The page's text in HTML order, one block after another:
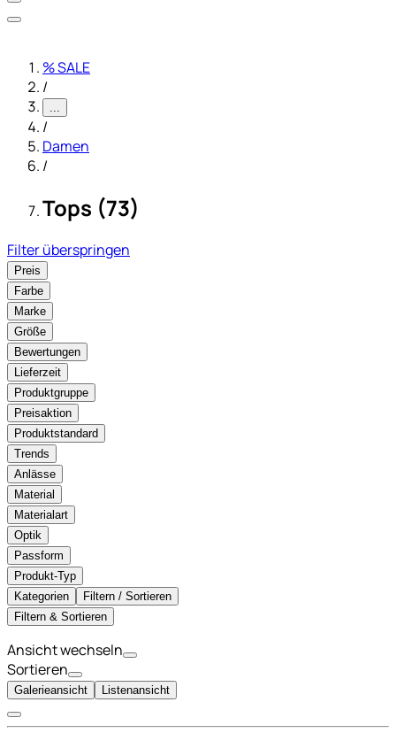
% SALE
/
...
/
Damen
/
Tops (73)
Filter überspringen
Preis
Farbe
Marke
Größe
Bewertungen
Lieferzeit
Produktgruppe
Preisaktion
Produktstandard
Trends
Anlässe
Material
Materialart
Optik
Passform
Produkt-Typ
Kategorien
Filtern / Sortieren
Filtern & Sortieren
Ansicht wechseln
Sortieren
Galerieansicht Listenansicht